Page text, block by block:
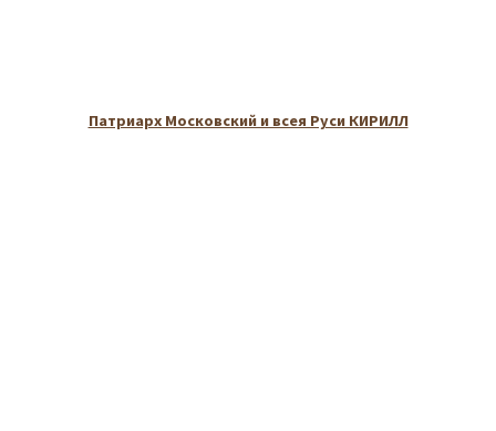
Патриарх Московский и всея Руси КИРИЛЛ